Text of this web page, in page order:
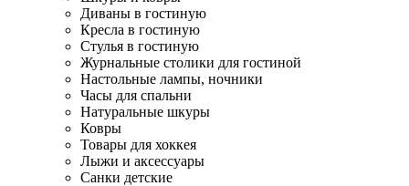
Диваны в гостиную
Кресла в гостиную
Стулья в гостиную
Журнальные столики для гостиной
Настольные лампы, ночники
Часы для спальни
Натуральные шкуры
Ковры
Товары для хоккея
Лыжи и аксессуары
Санки детские